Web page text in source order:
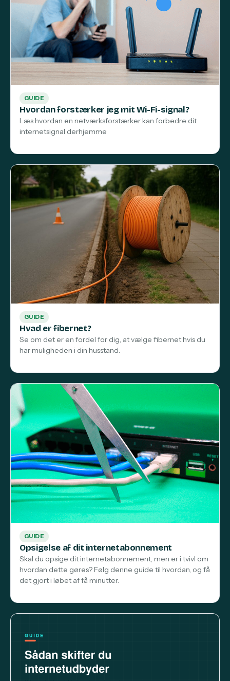
GUIDE
Hvordan forstærker jeg mit Wi-Fi-signal?
Læs hvordan en netværksforstærker kan forbedre dit
internetsignal derhjemme
GUIDE
Hvad er fibernet?
Se om det er en fordel for dig, at vælge fibernet hvis du
har muligheden i din husstand.
GUIDE
Opsigelse af dit internetabonnement
Skal du opsige dit internetabonnement, men er i tvivl om
hvordan dette gøres? Følg denne guide til hvordan, og få
det gjort i løbet af få minutter.